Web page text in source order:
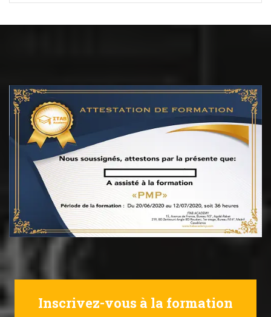
Inscrivez-vous à la formation